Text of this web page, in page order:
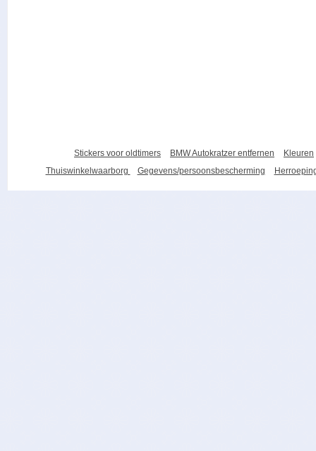
Stickers voor oldtimers BMW Autokratzer entfernen
Kleuren
Thuiswinkelwaarborg
Gegevens/persoonsbescherming